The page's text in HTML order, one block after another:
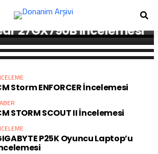
27GX790B İncelemesi
Max HX B2W
9 9950X3D2
Storm ENFORCER İncelemesi
STORM SCOUT II İncelemesi
P25K Oyuncu Laptop’u